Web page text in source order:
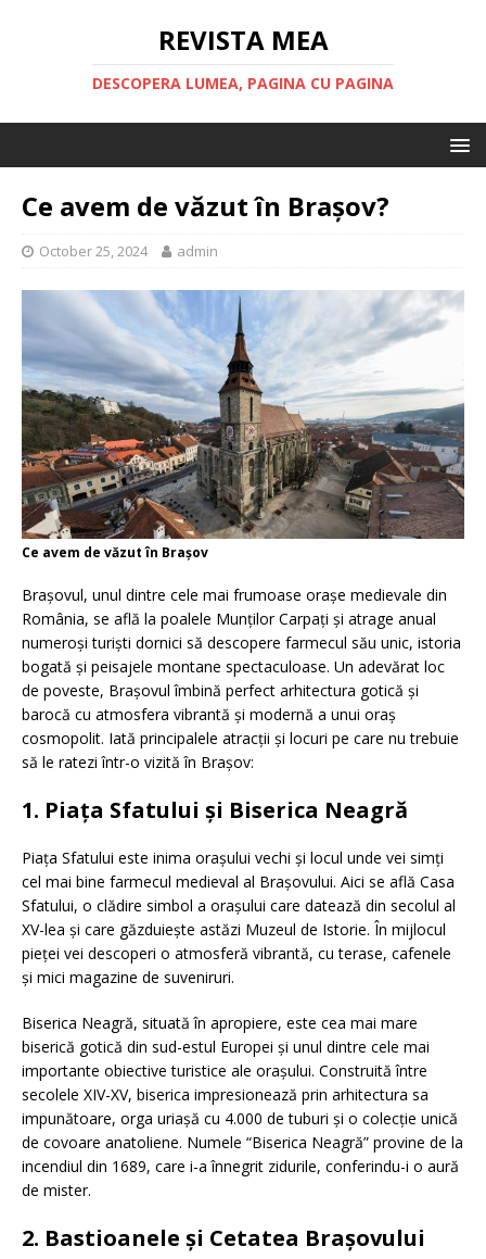
REVISTA MEA
DESCOPERA LUMEA, PAGINA CU PAGINA
Ce avem de văzut în Brașov?
October 25, 2024 admin
Ce avem de văzut în Brașov
Brașovul, unul dintre cele mai frumoase orașe medievale din
România, se află la poalele Munților Carpați și atrage anual
numeroși turiști dornici să descopere farmecul său unic, istoria
bogată și peisajele montane spectaculoase. Un adevărat loc
de poveste, Brașovul îmbină perfect arhitectura gotică și
barocă cu atmosfera vibrantă și modernă a unui oraș
cosmopolit. Iată principalele atracții și locuri pe care nu trebuie
să le ratezi într-o vizită în Brașov:
1. Piața Sfatului și Biserica Neagră
Piața Sfatului este inima orașului vechi și locul unde vei simți
cel mai bine farmecul medieval al Brașovului. Aici se află Casa
Sfatului, o clădire simbol a orașului care datează din secolul al
XV-lea și care găzduiește astăzi Muzeul de Istorie. În mijlocul
pieței vei descoperi o atmosferă vibrantă, cu terase, cafenele
și mici magazine de suveniruri.
Biserica Neagră, situată în apropiere, este cea mai mare
biserică gotică din sud-estul Europei și unul dintre cele mai
importante obiective turistice ale orașului. Construită între
secolele XIV-XV, biserica impresionează prin arhitectura sa
impunătoare, orga uriașă cu 4.000 de tuburi și o colecție unică
de covoare anatoliene. Numele “Biserica Neagră” provine de la
incendiul din 1689, care i-a înnegrit zidurile, conferindu-i o aură
de mister.
2. Bastioanele și Cetatea Brașovului